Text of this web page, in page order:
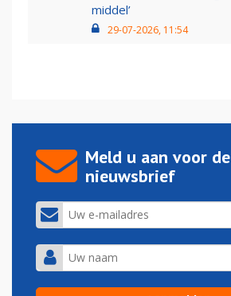
middel’
29-07-2026, 11:54
Meld u aan voor de
nieuwsbrief